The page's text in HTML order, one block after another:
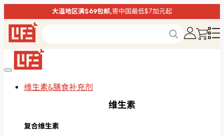
大温地区满$69包邮,寄中国最低$7加元起
维生素&膳食补充剂
维生素
复合维生素